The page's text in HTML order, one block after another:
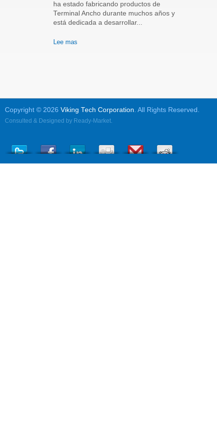
ha estado fabricando productos de
Terminal Ancho durante muchos años y
está dedicada a desarrollar...
Lee mas
Copyright © 2026 Viking Tech Corporation. All Rights Reserved.
Consulted & Designed by Ready-Market.